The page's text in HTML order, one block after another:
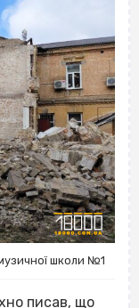
школи №1
писав, що